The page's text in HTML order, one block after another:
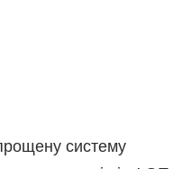
систему